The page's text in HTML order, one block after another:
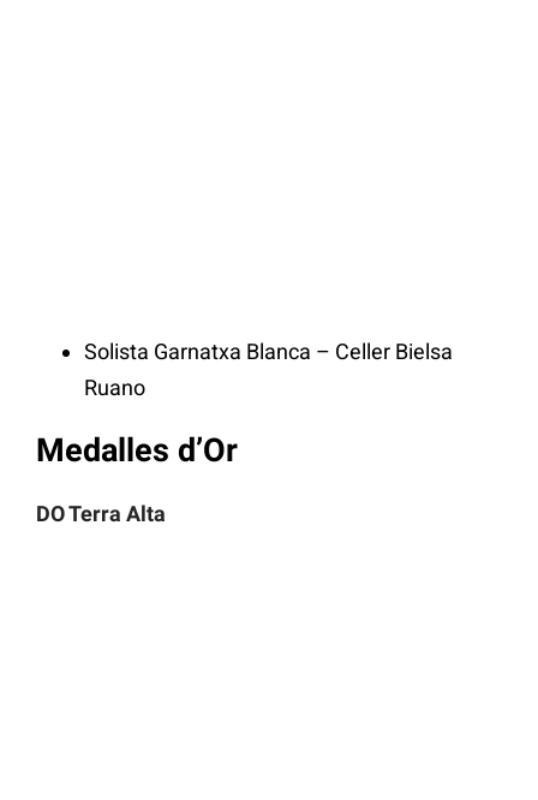
Solista Garnatxa Blanca – Celler Bielsa
Ruano
Medalles d’Or
DO Terra Alta